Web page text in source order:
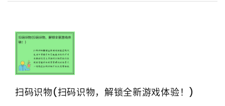
扫码识物(扫码识物，解锁全新游戏体验！)